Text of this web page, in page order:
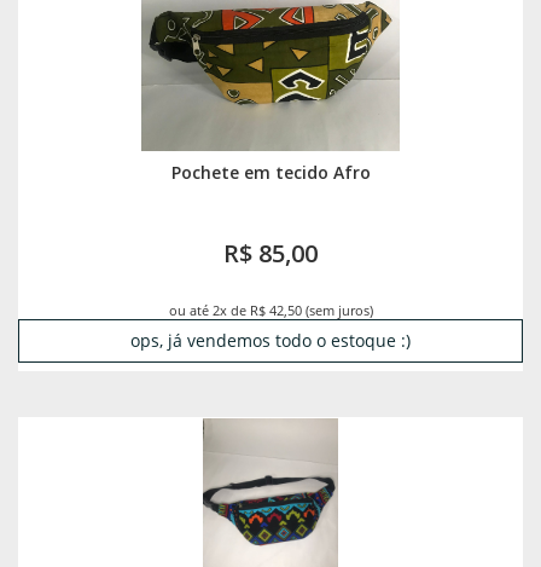
Pochete em tecido Afro
R$ 85,00
ou até 2x de R$ 42,50 (sem juros)
ops, já vendemos todo o estoque :)